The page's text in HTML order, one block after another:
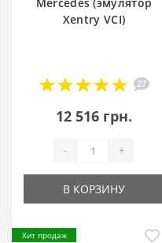
Xentry VCI)
27
12 516 грн.
- +
В КОРЗИНУ
Хит продаж